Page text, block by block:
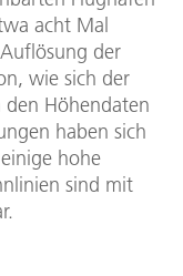
acht Mal
der
wie sich der
den Höhendaten
haben sich
hohe
sind mit